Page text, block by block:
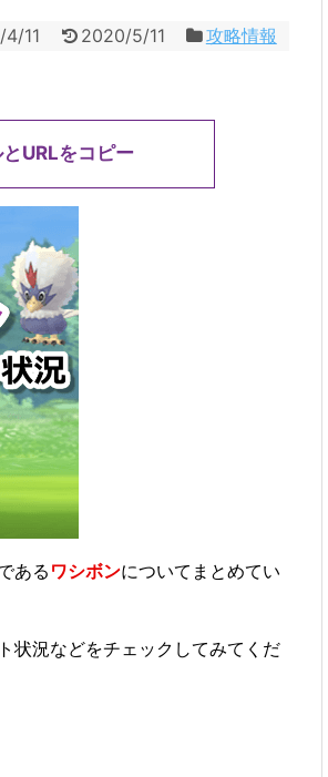
11 2020/5/11 攻略情報
URLをコピー
あるワシボンについてまとめてい
状況などをチェックしてみてくだ